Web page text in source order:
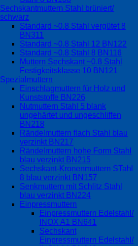
Sechskantmuttern Stahl brüniert/
schwarz
Standard ~0.8 Stahl vergütet 8
BN311
Standard ~0.8 Stahl 12 BN122
Standard ~0.8 Stahl 8 BN116
Muttern Sechskant ~0.8 Stahl
Festigkeitsklasse 10 BN121
Spezialmuttern
Einschlagmuttern für Holz und
Kunststoffe BN226
Nutmuttern Stahl 5 blank
ungehärtet und ungeschliffen
BN218
Rändelmuttern flach Stahl blau
verzinkt BN217
Rändelmuttern hohe Form Stahl
blau verzinkt BN215
Sechskant-Kronenmuttern STahl
8 blau verzinkt BN157
Senkmuttern mit Schlitz Stahl
blau verzinkt BN224
Einpressmuttern
Einpressmuttern Edelstahl/
INOX A1 BN641
Sechskant
Einpressmuttern Edelstahl/